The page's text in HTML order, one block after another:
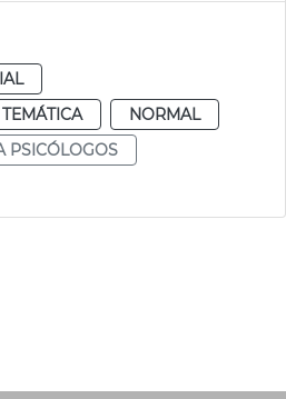
NORMAL
PSICÓLOGOS